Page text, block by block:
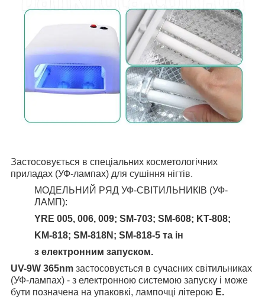
Застосовується в спеціальних косметологічних
приладах (УФ-лампах) для сушіння нігтів.
МОДЕЛЬНИЙ РЯД УФ-СВІТИЛЬНИКІВ (УФ-
ЛАМП):
YRE 005, 006, 009; SM-703; SM-608; KT-808;
KM-818; SM-818N; SM-818-5 та ін
з електронним запуском.
UV-9W 365nm застосовується в сучасних світильниках
(УФ-лампах) - з електронною системою запуску і може
бути позначена на упаковкі, лампочці літерою E.